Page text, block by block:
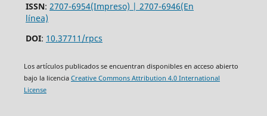
ISSN: 2707-6954(Impreso) | 2707-6946(En
línea)
DOI: 10.37711/rpcs
Los artículos publicados se encuentran disponibles en acceso abierto
bajo la licencia Creative Commons Attribution 4.0 International
License